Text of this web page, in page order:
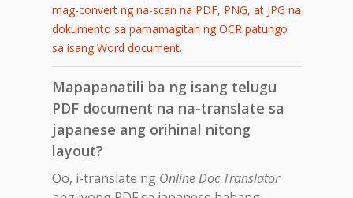
mag-convert ng na-scan na PDF, PNG, at JPG na
dokumento sa pamamagitan ng OCR patungo
sa isang Word document.
Mapapanatili ba ng isang telugu
PDF document na na-translate sa
japanese ang orihinal nitong
layout?
Oo, i-translate ng Online Doc Translator